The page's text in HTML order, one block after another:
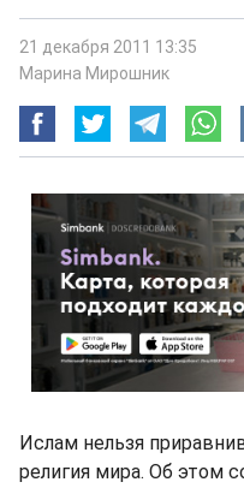
21 декабря 2011 13:35
Марина Мирошник
Ислам нельзя
религия мира. Об этом